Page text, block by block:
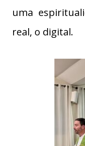
uma
real, o digital.